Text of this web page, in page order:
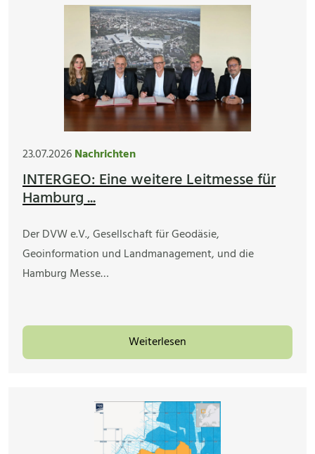
23.07.2026Nachrichten
INTERGEO: Eine weitere Leitmesse für
Hamburg ...
Der DVW e.V., Gesellschaft für Geodäsie,
Geoinformation und Landmanagement, und die
Hamburg Messe…
Weiterlesen